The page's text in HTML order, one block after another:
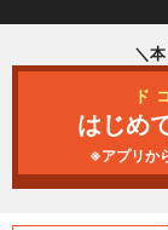
＼
ド
はじめ
※アプリか